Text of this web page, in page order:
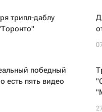
трипл-даблу
победный
есть пять видео